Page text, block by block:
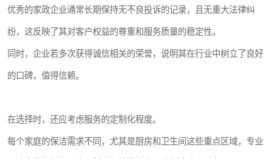
优秀的家政企业通常长期保持无不良投诉的记录，且无重大法律纠
纷，这反映了其对客户权益的尊重和服务质量的稳定性。
同时，企业若多次获得诚信相关的荣誉，说明其在行业中树立了良好
的口碑，值得信赖。
在选择时，还应考虑服务的定制化程度。
每个家庭的保洁需求不同，尤其是厨房和卫生间这些重点区域，专业